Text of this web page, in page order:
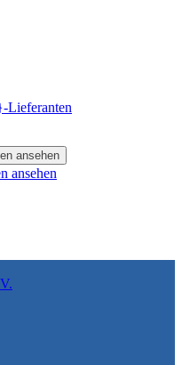
Lieferanten
ansehen
ansehen